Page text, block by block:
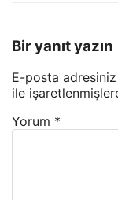
Bir yanıt yazın
E-posta
ile
Yorum *